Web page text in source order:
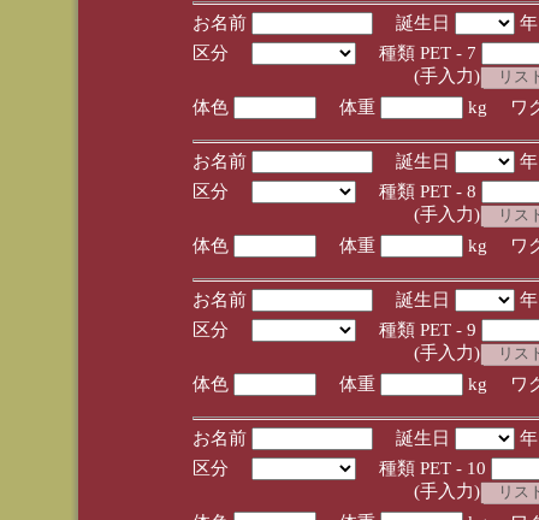
お名前 誕生日
区分
種類 PET - 7
(手入力)
体色
体重 kg ワ
お名前 誕生日
区分
種類 PET - 8
(手入力)
体色
体重 kg ワ
お名前 誕生日
区分
種類 PET - 9
(手入力)
体色
体重 kg ワ
お名前 誕生日
区分
種類 PET - 10
(手入力)